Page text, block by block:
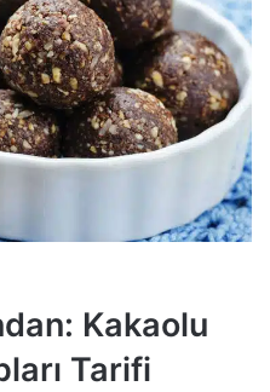
Kakaolu
Tarifi